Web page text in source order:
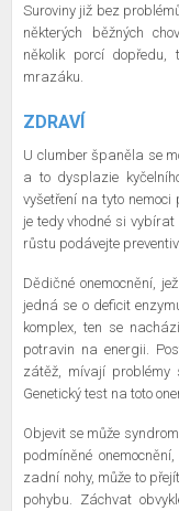
Suroviny již bez
některých běžných
několik porcí
mrazáku.
ZDRAVÍ
U clumber španěla se
a to dysplazie
vyšetření na tyto nemoci
je tedy vhodné si
růstu podávejte
Dědičné onemocnění,
jedná se o deficit
komplex, ten se
potravin na energii.
zátěž, mívají problémy
Genetický test na toto
Objevit se může
podmíněné
zadní nohy, může to
pohybu. Záchvat